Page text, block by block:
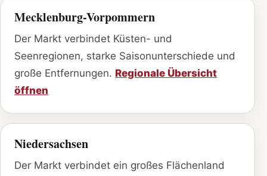
Mecklenburg-Vorpommern
Der Markt verbindet Küsten- und
Seenregionen, starke Saisonunterschiede und
große Entfernungen. Regionale Übersicht
öffnen
Niedersachsen
Der Markt verbindet ein großes Flächenland